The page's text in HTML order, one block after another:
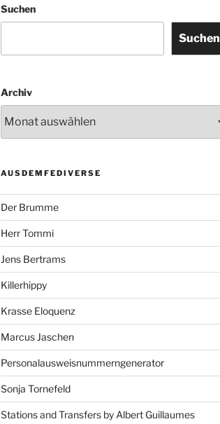
Suchen
Suchen
Archiv
AUSDEMFEDIVERSE
Der Brumme
Herr Tommi
Jens Bertrams
Killerhippy
Krasse Eloquenz
Marcus Jaschen
Personalausweisnummerngenerator
Sonja Tornefeld
Stations and Transfers by Albert Guillaumes